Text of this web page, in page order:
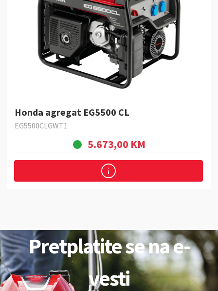
Honda agregat EG5500 CL
EG5500CLGWT1
5.673,00 KM
Pretplatite se na e-
vesti